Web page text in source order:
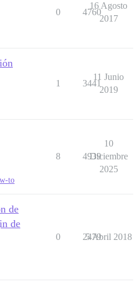
0 4760
16 Agosto
2017
1 3441
11 Junio
2019
to
8 4939
10
Diciembre
2025
de
de
0 2479
5 Abril 2018